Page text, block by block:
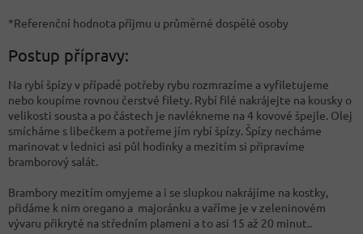
*Referenční hodnota příjmu u průměrné dospělé osoby
Postup přípravy:
Na rybí špízy v případě potřeby rybu rozmrazíme a vyfiletujeme
nebo koupíme rovnou čerstvé filety. Rybí filé nakrájejte na kousky o
velikosti sousta a po částech je navlékneme na 4 kovové špejle. Olej
smícháme s libečkem a potřeme jím rybí špízy. Špízy necháme
marinovat v lednici asi půl hodinky a mezitím si připravíme
bramborový salát.
Brambory mezitím omyjeme a i se slupkou nakrájíme na kostky,
přidáme k nim oregano a majoránku a vaříme je v zeleninovém
vývaru přikryté na středním plameni a to asi 15 až 20 minut..